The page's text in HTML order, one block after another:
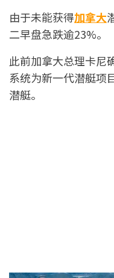
由于未能获得加拿大
二早盘急跌逾23%。
此前加拿大总理卡尼
系统为新一代潜艇项
潜艇。